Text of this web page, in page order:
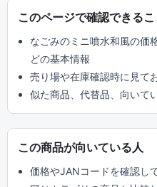
このページで確認できるこ
なごみのミニ噴水和風の価
どの基本情報
売り場や在庫確認時に見て
似た商品、代替品、向いて
この商品が向いている人
価格やJANコードを確認し